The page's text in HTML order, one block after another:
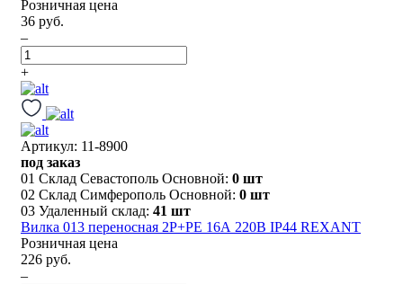
Розничная цена
36 руб.
–
+
Артикул: 11-8900
под заказ
01 Склад Севастополь Основной: 0 шт
02 Склад Симферополь Основной: 0 шт
03 Удаленный склад: 41 шт
Вилка 013 переносная 2Р+РЕ 16А 220В IP44 REXANT
Розничная цена
226 руб.
–